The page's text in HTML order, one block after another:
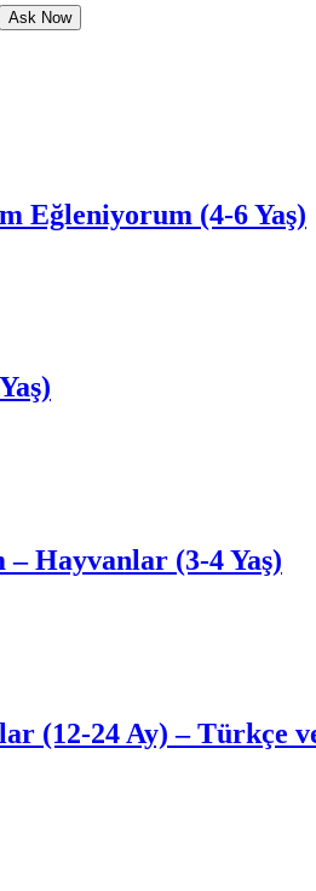
Ask Now
Eğleniyorum (4-6 Yaş)
Hayvanlar (3-4 Yaş)
(12-24 Ay) – Türkçe